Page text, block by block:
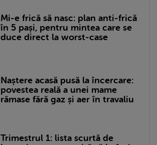
Mi-e frică să nasc: plan anti-frică
în 5 pași, pentru mintea care se
duce direct la worst-case
Naștere acasă pusă la încercare:
povestea reală a unei mame
rămase fără gaz și aer în travaliu
Trimestrul 1: lista scurtă de